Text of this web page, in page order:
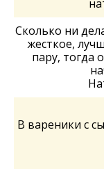
Сколько ни
жесткое,
пару, тогда
В вареники с